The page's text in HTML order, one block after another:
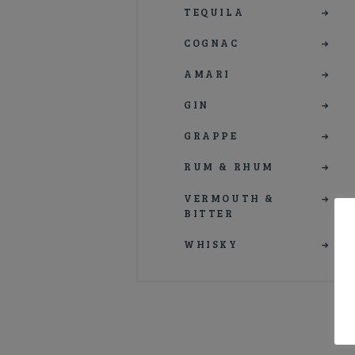
TEQUILA
COGNAC
AMARI
GIN
GRAPPE
RUM & RHUM
VERMOUTH &
BITTER
WHISKY